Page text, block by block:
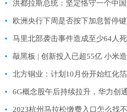
洪都拉斯总统：坚定恪守一个中国
马里北部袭击事件造成至少64人
敲黑板 | 创新投入已超55亿 小米
北方铜业：计划10月份开始红化
6G概念股午后持续拉升，华力创
2023杭州马拉松缴费入口怎么找